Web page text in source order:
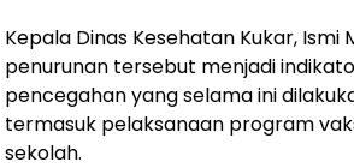
Kepala Dinas Kesehatan Kukar,
penurunan tersebut menjadi
pencegahan yang selama ini
termasuk pelaksanaan program
sekolah.